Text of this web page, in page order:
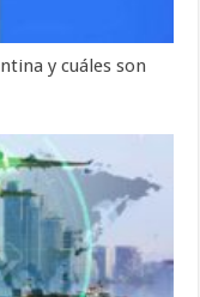
y cuáles son